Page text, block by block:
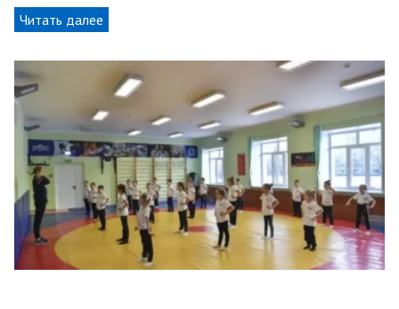
Читать далее